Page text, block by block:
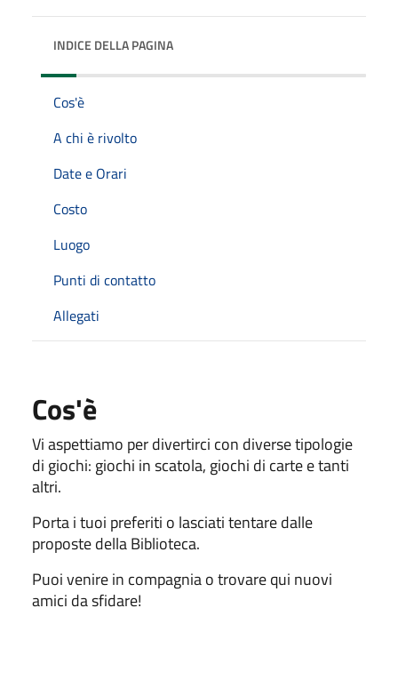
INDICE DELLA PAGINA
Cos'è
A chi è rivolto
Date e Orari
Costo
Luogo
Punti di contatto
Allegati
Cos'è
Vi aspettiamo per divertirci con diverse tipologie
di giochi: giochi in scatola, giochi di carte e tanti
altri.
Porta i tuoi preferiti o lasciati tentare dalle
proposte della Biblioteca.
Puoi venire in compagnia o trovare qui nuovi
amici da sfidare!